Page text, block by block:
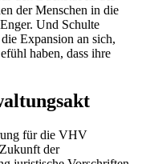
der Menschen in die
Und Schulte
Expansion an sich,
haben, dass ihre
für die VHV
der